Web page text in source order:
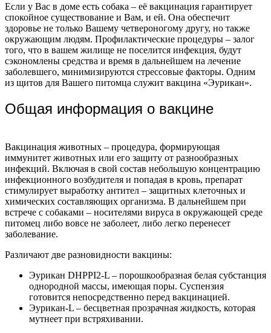
Если у Вас в доме есть собака – её вакцинация гарантирует
спокойное существование и Вам, и ей. Она обеспечит
здоровье не только Вашему четвероногому другу, но также
окружающим людям. Профилактические процедуры – залог
того, что в вашем жилище не поселится инфекция, будут
сэкономлены средства и время в дальнейшем на лечение
заболевшего, минимизируются стрессовые факторы. Одним
из щитов для Вашего питомца служит вакцина «Эурикан».
Общая информация о вакцине
Вакцинация животных – процедура, формирующая
иммунитет животных или его защиту от разнообразных
инфекций. Включая в свой состав небольшую концентрацию
инфекционного возбудителя и попадая в кровь, препарат
стимулирует выработку антител – защитных клеточных и
химических составляющих организма. В дальнейшем при
встрече с собаками – носителями вируса в окружающей среде
питомец либо вовсе не заболеет, либо легко перенесет
заболевание.
Различают две разновидности вакцины:
Эурикан DHPPI2-L – порошкообразная белая субстанция
однородной массы, имеющая поры. Суспензия
готовится непосредственно перед вакцинацией.
Эурикан-L – бесцветная прозрачная жидкость, которая
мутнеет при встряхивании.